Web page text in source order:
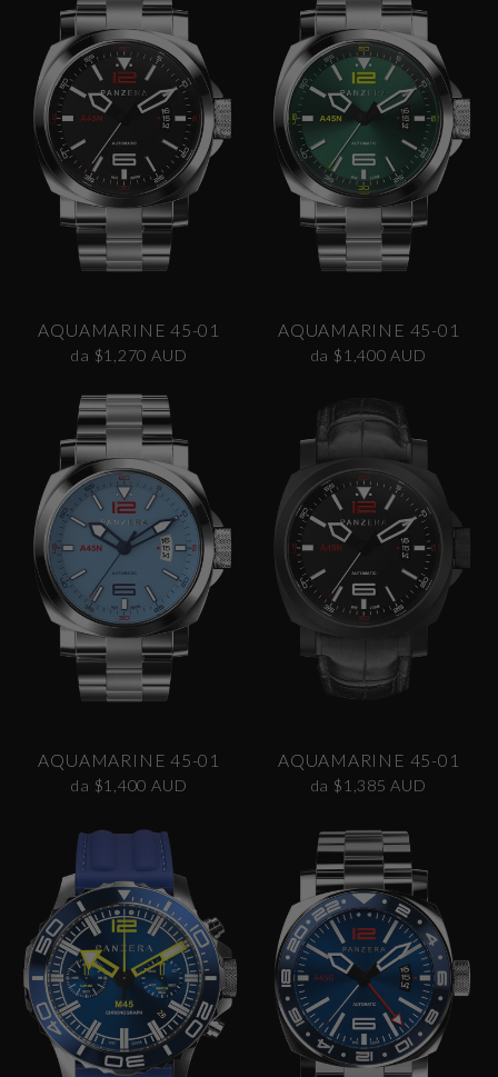
AQUAMARINE 45-01
da $1,270 AUD
AQUAMARINE 45-01
da $1,400 AUD
AQUAMARINE 45-01
da $1,400 AUD
AQUAMARINE 45-01
da $1,385 AUD